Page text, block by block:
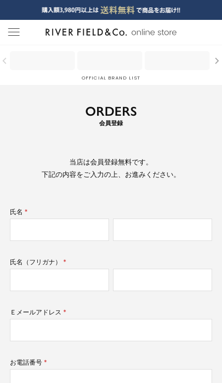
menu
OFFICIAL BRAND LIST
ORDERS
会員登録
当店は会員登録無料です。
下記の内容をご入力の上、お進みください。
氏名
(必
氏名（フリガナ）
(必
Ｅメールアドレス
(必
お電話番号
(必